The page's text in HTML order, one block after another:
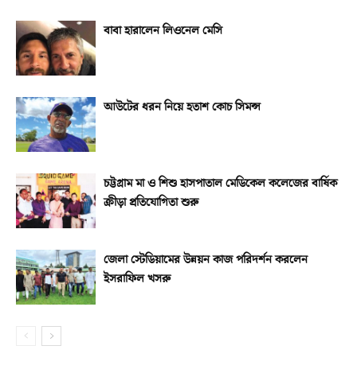
বাবা হারালেন লিওনেল মেসি
আউটের ধরন নিয়ে হতাশ কোচ সিমন্স
চট্টগ্রাম মা ও শিশু হাসপাতাল মেডিকেল কলেজের বার্ষিক
ক্রীড়া প্রতিযোগিতা শুরু
জেলা স্টেডিয়ামের উন্নয়ন কাজ পরিদর্শন করলেন
ইসরাফিল খসরু